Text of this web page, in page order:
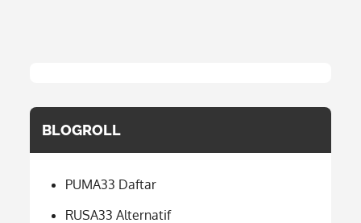
BLOGROLL
PUMA33 Daftar
RUSA33 Alternatif